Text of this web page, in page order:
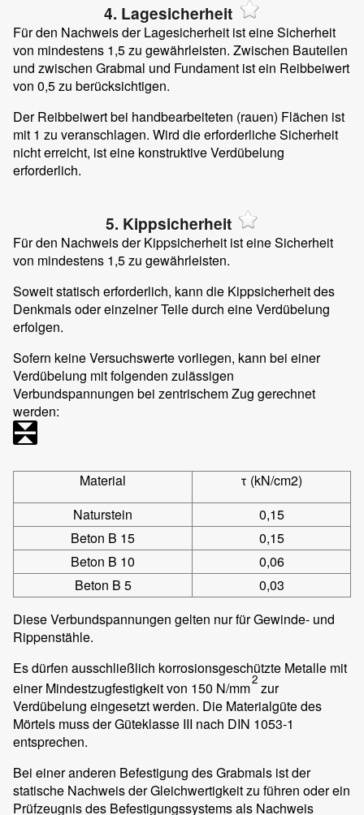
4. Lagesicherheit
Für den Nachweis der Lagesicherheit ist eine Sicherheit
von mindestens 1,5 zu gewährleisten. Zwischen Bauteilen
und zwischen Grabmal und Fundament ist ein Reibbeiwert
von 0,5 zu berücksichtigen.
Der Reibbeiwert bei handbearbeiteten (rauen) Flächen ist
mit 1 zu veranschlagen. Wird die erforderliche Sicherheit
nicht erreicht, ist eine konstruktive Verdübelung
erforderlich.
5. Kippsicherheit
Für den Nachweis der Kippsicherheit ist eine Sicherheit
von mindestens 1,5 zu gewährleisten.
Soweit statisch erforderlich, kann die Kippsicherheit des
Denkmals oder einzelner Teile durch eine Verdübelung
erfolgen.
Sofern keine Versuchswerte vorliegen, kann bei einer
Verdübelung mit folgenden zulässigen
Verbundspannungen bei zentrischem Zug gerechnet
werden:
Material
τ (kN/cm2)
Naturstein
0,15
Beton B 15
0,15
Beton B 10
0,06
Beton B 5
0,03
Diese Verbundspannungen gelten nur für Gewinde- und
Rippenstähle.
Es dürfen ausschließlich korrosionsgeschützte Metalle mit
einer Mindestzugfestigkeit von 150 N/mm2 zur
Verdübelung eingesetzt werden. Die Materialgüte des
Mörtels muss der Güteklasse III nach DIN 1053-1
entsprechen.
Bei einer anderen Befestigung des Grabmals ist der
statische Nachweis der Gleichwertigkeit zu führen oder ein
Prüfzeugnis des Befestigungssystems als Nachweis